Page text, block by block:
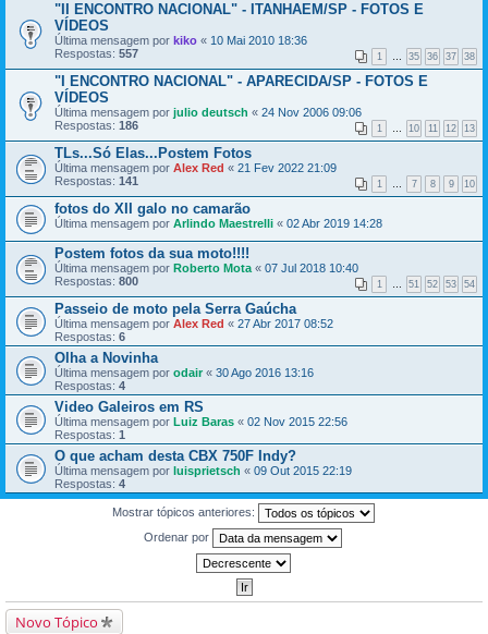
"II ENCONTRO NACIONAL" - ITANHAEM/SP - FOTOS E
VÍDEOS
Última mensagem por kiko « 10 Mai 2010 18:36
Respostas: 557 1 … 35 36 37 38
"I ENCONTRO NACIONAL" - APARECIDA/SP - FOTOS E
VÍDEOS
Última mensagem por julio deutsch « 24 Nov 2006 09:06
Respostas: 186 1 … 10 11 12 13
TLs...Só Elas...Postem Fotos
Última mensagem por Alex Red « 21 Fev 2022 21:09
Respostas: 141 1 … 7 8 9 10
fotos do XII galo no camarão
Última mensagem por Arlindo Maestrelli « 02 Abr 2019 14:28
Postem fotos da sua moto!!!!
Última mensagem por Roberto Mota « 07 Jul 2018 10:40
Respostas: 800 1 … 51 52 53 54
Passeio de moto pela Serra Gaúcha
Última mensagem por Alex Red « 27 Abr 2017 08:52
Respostas: 6
Olha a Novinha
Última mensagem por odair « 30 Ago 2016 13:16
Respostas: 4
Video Galeiros em RS
Última mensagem por Luiz Baras « 02 Nov 2015 22:56
Respostas: 1
O que acham desta CBX 750F Indy?
Última mensagem por luisprietsch « 09 Out 2015 22:19
Respostas: 4
Mostrar tópicos anteriores:
Ordenar por
Novo Tópico